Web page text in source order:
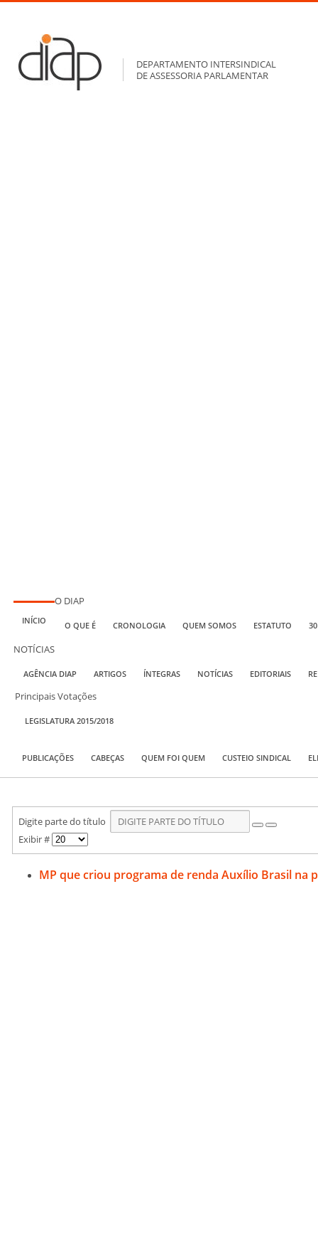
DEPARTAMENTO INTERSINDICAL
DE ASSESSORIA PARLAMENTAR
INÍCIO
O DIAP
O QUE É CRONOLOGIA QUEM SOMOS ESTATUTO
NOTÍCIAS
AGÊNCIA DIAP ARTIGOS ÍNTEGRAS NOTÍCIAS EDITORIAIS
Principais Votações
LEGISLATURA 2015/2018
PUBLICAÇÕES CABEÇAS QUEM FOI QUEM CUSTEIO SINDICAL
Digite parte do título
Exibir #
MP que criou programa de renda Auxílio Brasil na